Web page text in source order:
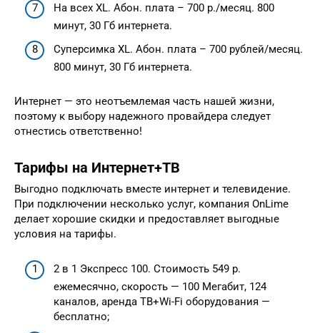
На всех XL. Абон. плата – 700 р./месяц. 800
минут, 30 Гб интернета.
Суперсимка XL. Абон. плата – 700 рублей/месяц.
800 минут, 30 Гб интернета.
Интернет — это неотъемлемая часть нашей жизни,
поэтому к выбору надежного провайдера следует
отнестись ответственно!
Тарифы на Интернет+ТВ
Выгодно подключать вместе интернет и телевидение.
При подключении несколько услуг, компания OnLime
делает хорошие скидки и предоставляет выгодные
условия на тарифы.
2 в 1 Экспресс 100. Стоимость 549 р.
ежемесячно, скорость — 100 Мегабит, 124
каналов, аренда ТВ+Wi-Fi оборудования —
бесплатно;